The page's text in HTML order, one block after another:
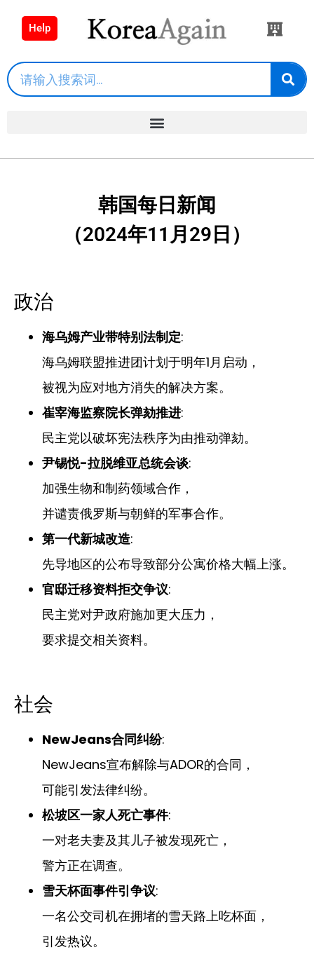
Help
韩国每日新闻
（2024年11月29日）
政治
海乌姆产业带特别法制定:
海乌姆联盟推进团计划于明年1月启动，
被视为应对地方消失的解决方案。
崔宰海监察院长弹劾推进:
民主党以破坏宪法秩序为由推动弹劾。
尹锡悦-拉脱维亚总统会谈:
加强生物和制药领域合作，
并谴责俄罗斯与朝鲜的军事合作。
第一代新城改造:
先导地区的公布导致部分公寓价格大幅上涨。
官邸迁移资料拒交争议:
民主党对尹政府施加更大压力，
要求提交相关资料。
社会
NewJeans合同纠纷:
NewJeans宣布解除与ADOR的合同，
可能引发法律纠纷。
松坡区一家人死亡事件:
一对老夫妻及其儿子被发现死亡，
警方正在调查。
雪天杯面事件引争议:
一名公交司机在拥堵的雪天路上吃杯面，
引发热议。